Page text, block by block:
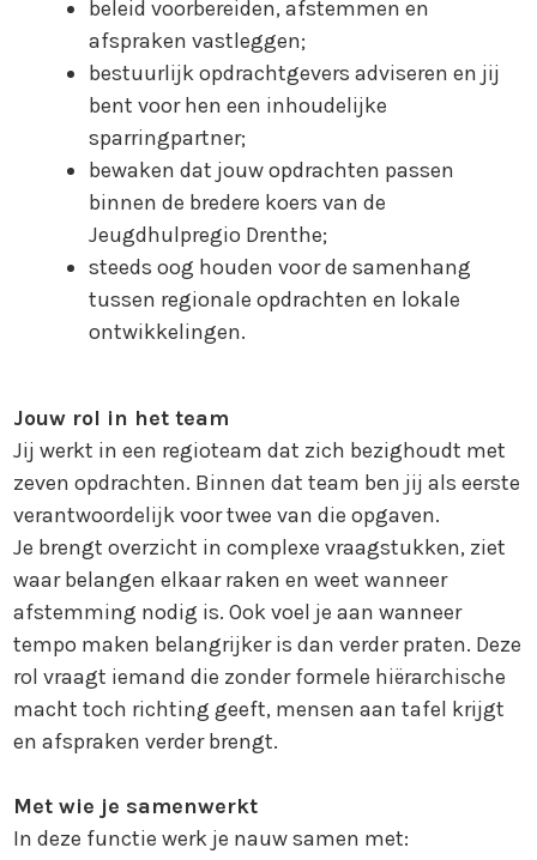
beleid voorbereiden, afstemmen en
afspraken vastleggen;
bestuurlijk opdrachtgevers adviseren en jij
bent voor hen een inhoudelijke
sparringpartner;
bewaken dat jouw opdrachten passen
binnen de bredere koers van de
Jeugdhulpregio Drenthe;
steeds oog houden voor de samenhang
tussen regionale opdrachten en lokale
ontwikkelingen.
Jouw rol in het team
Jij werkt in een regioteam dat zich bezighoudt met
zeven opdrachten. Binnen dat team ben jij als eerste
verantwoordelijk voor twee van die opgaven.
Je brengt overzicht in complexe vraagstukken, ziet
waar belangen elkaar raken en weet wanneer
afstemming nodig is. Ook voel je aan wanneer
tempo maken belangrijker is dan verder praten. Deze
rol vraagt iemand die zonder formele hiërarchische
macht toch richting geeft, mensen aan tafel krijgt
en afspraken verder brengt.
Met wie je samenwerkt
In deze functie werk je nauw samen met: